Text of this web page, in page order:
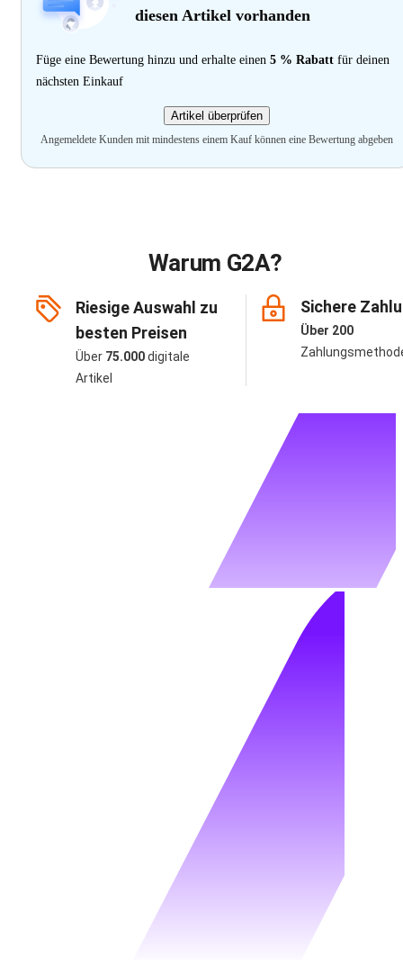
diesen Artikel vorhanden
Füge eine Bewertung hinzu und erhalte einen 5 % Rabatt für deinen
nächsten Einkauf
Artikel überprüfen
Angemeldete Kunden mit mindestens einem Kauf können eine Bewertung abgeben
Warum G2A?
Riesige Auswahl zu
besten Preisen
Über 75.000digitale
Artikel
Sichere
Über 200